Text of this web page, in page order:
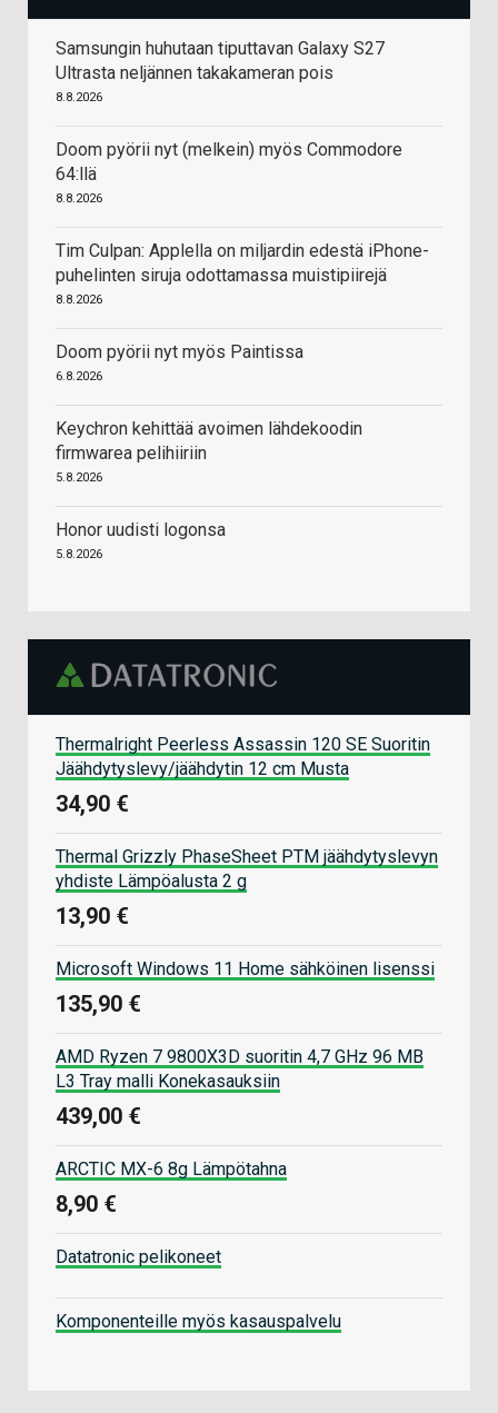
Samsungin huhutaan tiputtavan Galaxy S27
Ultrasta neljännen takakameran pois
8.8.2026
Doom pyörii nyt (melkein) myös Commodore
64:llä
8.8.2026
Tim Culpan: Applella on miljardin edestä iPhone-
puhelinten siruja odottamassa muistipiirejä
8.8.2026
Doom pyörii nyt myös Paintissa
6.8.2026
Keychron kehittää avoimen lähdekoodin
firmwarea pelihiiriin
5.8.2026
Honor uudisti logonsa
5.8.2026
Thermalright Peerless Assassin 120 SE Suoritin
Jäähdytyslevy/jäähdytin 12 cm Musta
34,90 €
Thermal Grizzly PhaseSheet PTM jäähdytyslevyn
yhdiste Lämpöalusta 2 g
13,90 €
Microsoft Windows 11 Home sähköinen lisenssi
135,90 €
AMD Ryzen 7 9800X3D suoritin 4,7 GHz 96 MB
L3 Tray malli Konekasauksiin
439,00 €
ARCTIC MX-6 8g Lämpötahna
8,90 €
Datatronic pelikoneet
Komponenteille myös kasauspalvelu